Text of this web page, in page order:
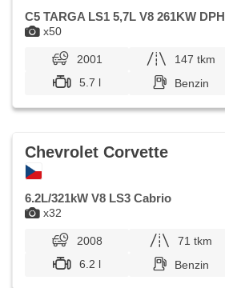
x50
C5 TARGA LS1 5,7L V8 261KW DPH
2001 147 tkm
5.7 l
Benzin
x32
Chevrolet Corvette
6.2L/321kW V8 LS3 Cabrio
2008 71 tkm
6.2 l
Benzin